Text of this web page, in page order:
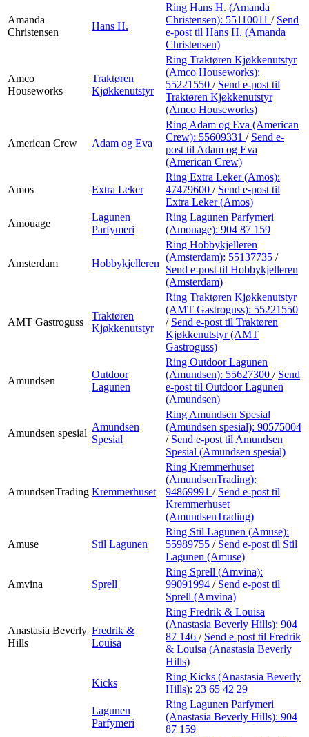
Amanda
Christensen
Hans H.
Ring Hans H. (Amanda
Christensen): 55110011 / Send
e-post til Hans H. (Amanda
Christensen)
Amco
Houseworks
Traktøren
Kjøkkenutstyr
Ring Traktøren Kjøkkenutstyr
(Amco Houseworks):
55221550 / Send e-post til
Traktøren Kjøkkenutstyr
(Amco Houseworks)
American Crew Adam og Eva
Ring Adam og Eva (American
Crew): 55609331 / Send e-
post til Adam og Eva
(American Crew)
Amos Extra Leker
Ring Extra Leker (Amos):
47479600 / Send e-post til
Extra Leker (Amos)
Amouage
Lagunen
Parfymeri
Ring Lagunen Parfymeri
(Amouage): 904 87 159
Amsterdam Hobbykjelleren
Ring Hobbykjelleren
(Amsterdam): 55137735 /
Send e-post til Hobbykjelleren
(Amsterdam)
AMT Gastroguss
Traktøren
Kjøkkenutstyr
Ring Traktøren Kjøkkenutstyr
(AMT Gastroguss): 55221550
/ Send e-post til Traktøren
Kjøkkenutstyr (AMT
Gastroguss)
Amundsen
Outdoor
Lagunen
Ring Outdoor Lagunen
(Amundsen): 55627300 / Send
e-post til Outdoor Lagunen
(Amundsen)
Amundsen spesial
Amundsen
Spesial
Ring Amundsen Spesial
(Amundsen spesial): 90575004
/ Send e-post til Amundsen
Spesial (Amundsen spesial)
AmundsenTrading Kremmerhuset
Ring Kremmerhuset
(AmundsenTrading):
94869991 / Send e-post til
Kremmerhuset
(AmundsenTrading)
Amuse Stil Lagunen
Ring Stil Lagunen (Amuse):
55989755 / Send e-post til Stil
Lagunen (Amuse)
Amvina Sprell
Ring Sprell (Amvina):
99091994 / Send e-post til
Sprell (Amvina)
Anastasia Beverly
Hills
Fredrik &
Louisa
Ring Fredrik & Louisa
(Anastasia Beverly Hills): 904
87 146 / Send e-post til Fredrik
& Louisa (Anastasia Beverly
Hills)
Kicks
Ring Kicks (Anastasia Beverly
Hills): 23 65 42 29
Lagunen
Parfymeri
Ring Lagunen Parfymeri
(Anastasia Beverly Hills): 904
87 159